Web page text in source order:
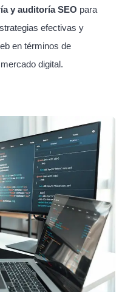
y auditoría SEO para
efectivas y
en términos de
digital.